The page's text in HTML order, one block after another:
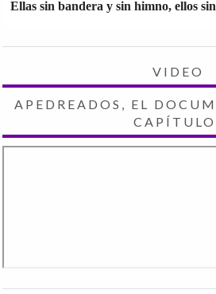
Ellas sin bandera y sin himno, ellos
VIDEO
APEDREADOS, EL